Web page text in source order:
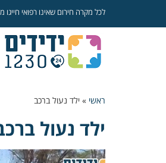
לכל מקרה חירום שאינו רפואי חייגו
ראשי » ילד נעול ברכב
ילד נעול